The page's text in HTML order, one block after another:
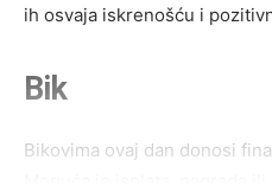
ih osvaja iskrenošću i
Bik
Bikovima ovaj dan donosi